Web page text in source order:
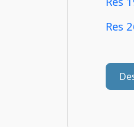
Res